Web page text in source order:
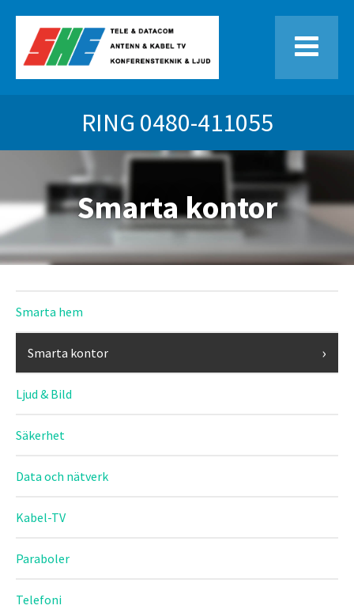
RING 0480-411055
Smarta kontor
Smarta hem
Smarta kontor
Ljud & Bild
Säkerhet
Data och nätverk
Kabel-TV
Paraboler
Telefoni